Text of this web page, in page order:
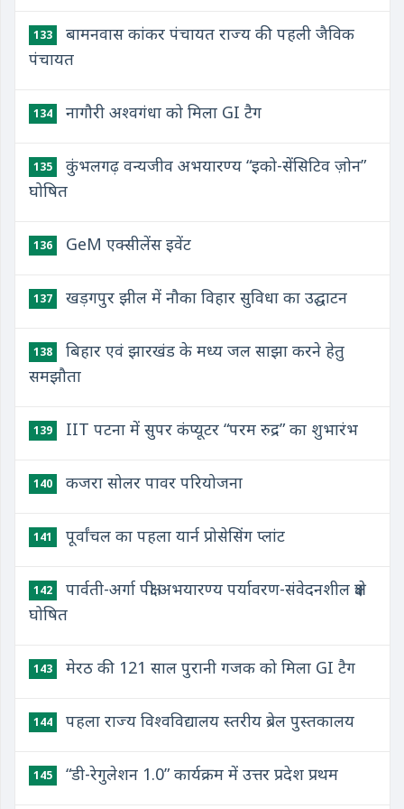
133
बामनवास कांकर पंचायत राज्य की पहली जैविक
पंचायत
134 नागौरी अश्वगंधा को मिला GI टैग
135
कुंभलगढ़ वन्यजीव अभयारण्य “इको-सेंसिटिव ज़ोन”
घोषित
136 GeM एक्सीलेंस इवेंट
137 खड़गपुर झील में नौका विहार सुविधा का उद्घाटन
138
बिहार एवं झारखंड के मध्य जल साझा करने हेतु
समझौता
139 IIT पटना में सुपर कंप्यूटर “परम रुद्र” का शुभारंभ
140 कजरा सोलर पावर परियोजना
141 पूर्वांचल का पहला यार्न प्रोसेसिंग प्लांट
142
पार्वती-अर्गा पक्षी अभयारण्य पर्यावरण-संवेदनशील क्षेत्र
घोषित
143 मेरठ की 121 साल पुरानी गजक को मिला GI टैग
144 पहला राज्य विश्वविद्यालय स्तरीय ब्रेल पुस्तकालय
145 “डी-रेगुलेशन 1.0” कार्यक्रम में उत्तर प्रदेश प्रथम